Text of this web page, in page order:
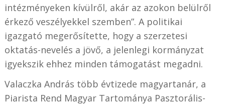
intézményeken kívülről, akár az azokon belülről
érkező veszélyekkel szemben”. A politikai
igazgató megerősítette, hogy a szerzetesi
oktatás-nevelés a jövő, a jelenlegi kormányzat
igyekszik ehhez minden támogatást megadni.
Valaczka András több évtizede magyartanár, a
Piarista Rend Magyar Tartománya Pasztorális-